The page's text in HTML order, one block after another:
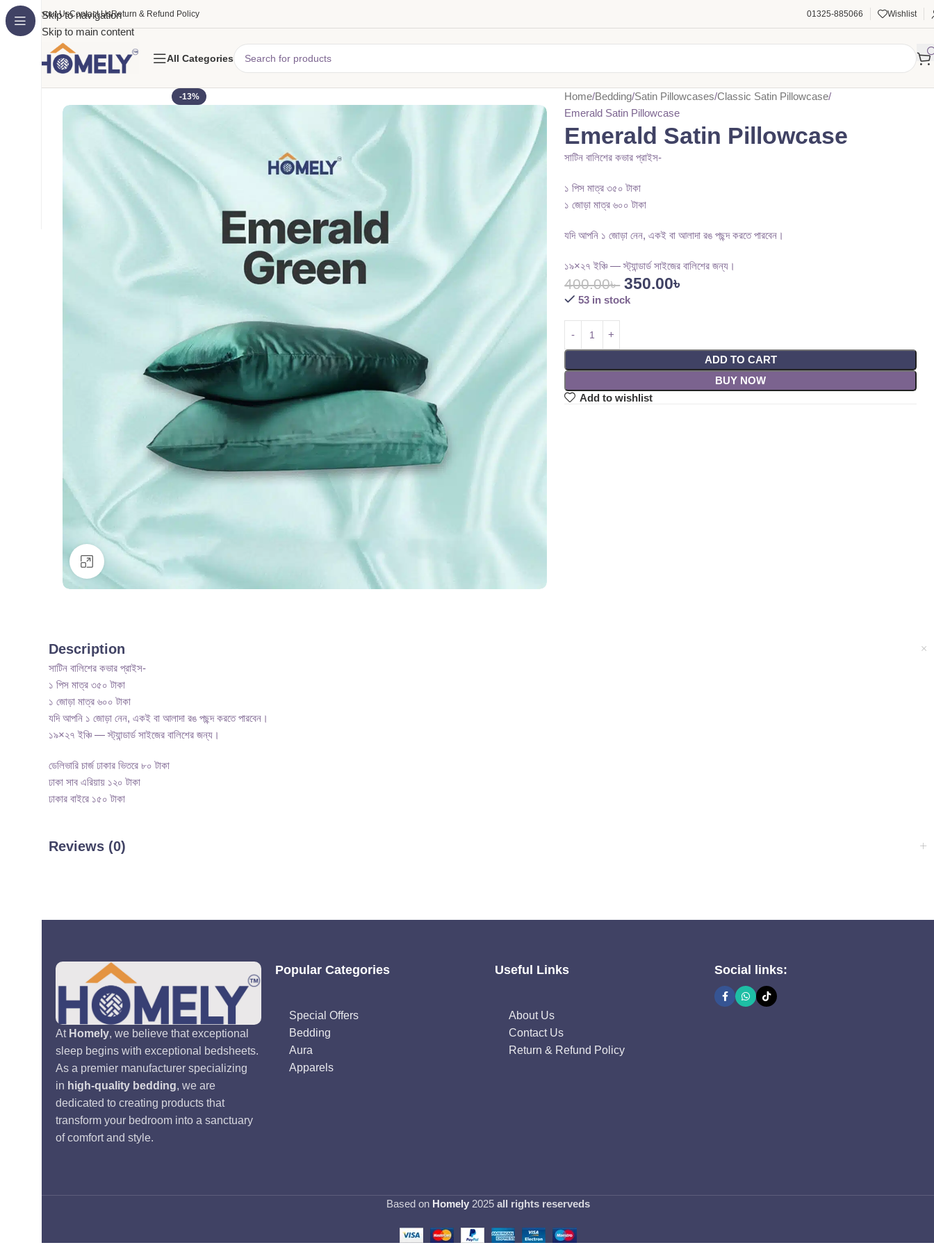
Skip to navigation
Skip to main content
About UsContact UsReturn & Refund Policy 01325-885066 Wishlist
All Categories
-13%
Click to enlarge
Home Bedding Satin Pillowcases Classic Satin Pillowcase
Emerald Satin Pillowcase
Emerald Satin Pillowcase
সাটিন বালিশের কভার প্রাইস-
১ পিস মাত্র ৩৫০ টাকা
১ জোড়া মাত্র ৬০০ টাকা
যদি আপনি ১ জোড়া নেন, একই বা আলাদা রঙ পছন্দ করতে পারবেন।
১৯×২৭ ইঞ্চি — স্ট্যান্ডার্ড সাইজের বালিশের জন্য।
400.00৳ 350.00৳
53 in stock
ADD TO CART
BUY NOW
Add to wishlist
Description
সাটিন বালিশের কভার প্রাইস-
১ পিস মাত্র ৩৫০ টাকা
১ জোড়া মাত্র ৬০০ টাকা
যদি আপনি ১ জোড়া নেন, একই বা আলাদা রঙ পছন্দ করতে পারবেন।
১৯×২৭ ইঞ্চি — স্ট্যান্ডার্ড সাইজের বালিশের জন্য।
ডেলিভারি চার্জ ঢাকার ভিতরে ৮০ টাকা
ঢাকা সাব এরিয়ায় ১২০ টাকা
ঢাকার বাইরে ১৫০ টাকা
Reviews (0)
At Homely, we believe that exceptional
sleep begins with exceptional bedsheets.
As a premier manufacturer specializing
in high-quality bedding, we are
dedicated to creating products that
transform your bedroom into a sanctuary
of comfort and style.
Popular Categories
Special Offers
Bedding
Aura
Apparels
Useful Links
About Us
Contact Us
Return & Refund Policy
Social links:
Based on Homely2025 all rights reserveds